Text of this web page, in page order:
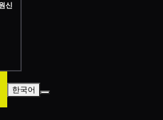
신
한국어